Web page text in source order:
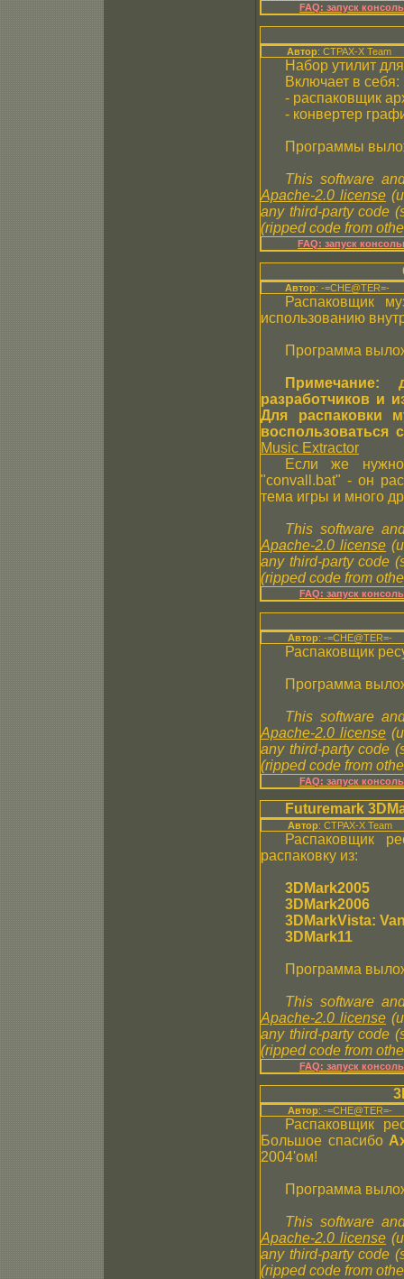
FAQ: запуск
Автор: CTPAX-X Team
Набор утилит
Включает в себя:
- распаковщик
- конвертер
Программы
This software
Apache-2.0 license
any third-party code
(ripped code from
FAQ: запуск
Автор: -=CHE@TER=-
Распаковщик
использованию
Программа
Примечание:
разработчиков и
Для распаковки
воспользоваться
Music Extractor
Если же нужно
"convall.bat" - он
тема игры и много
This software
Apache-2.0 license
any third-party code
(ripped code from
FAQ: запуск
Автор: -=CHE@TER=-
Распаковщик
Программа
This software
Apache-2.0 license
any third-party code
(ripped code from
FAQ: запуск
Futuremark
Автор: CTPAX-X Team
Распаковщик
распаковку из:
3DMark2005
3DMark2006
3DMarkVista:
3DMark11
Программа
This software
Apache-2.0 license
any third-party code
(ripped code from
FAQ: запуск
Автор: -=CHE@TER=-
Распаковщик
Большое спасибо
2004'ом!
Программа
This software
Apache-2.0 license
any third-party code
(ripped code from